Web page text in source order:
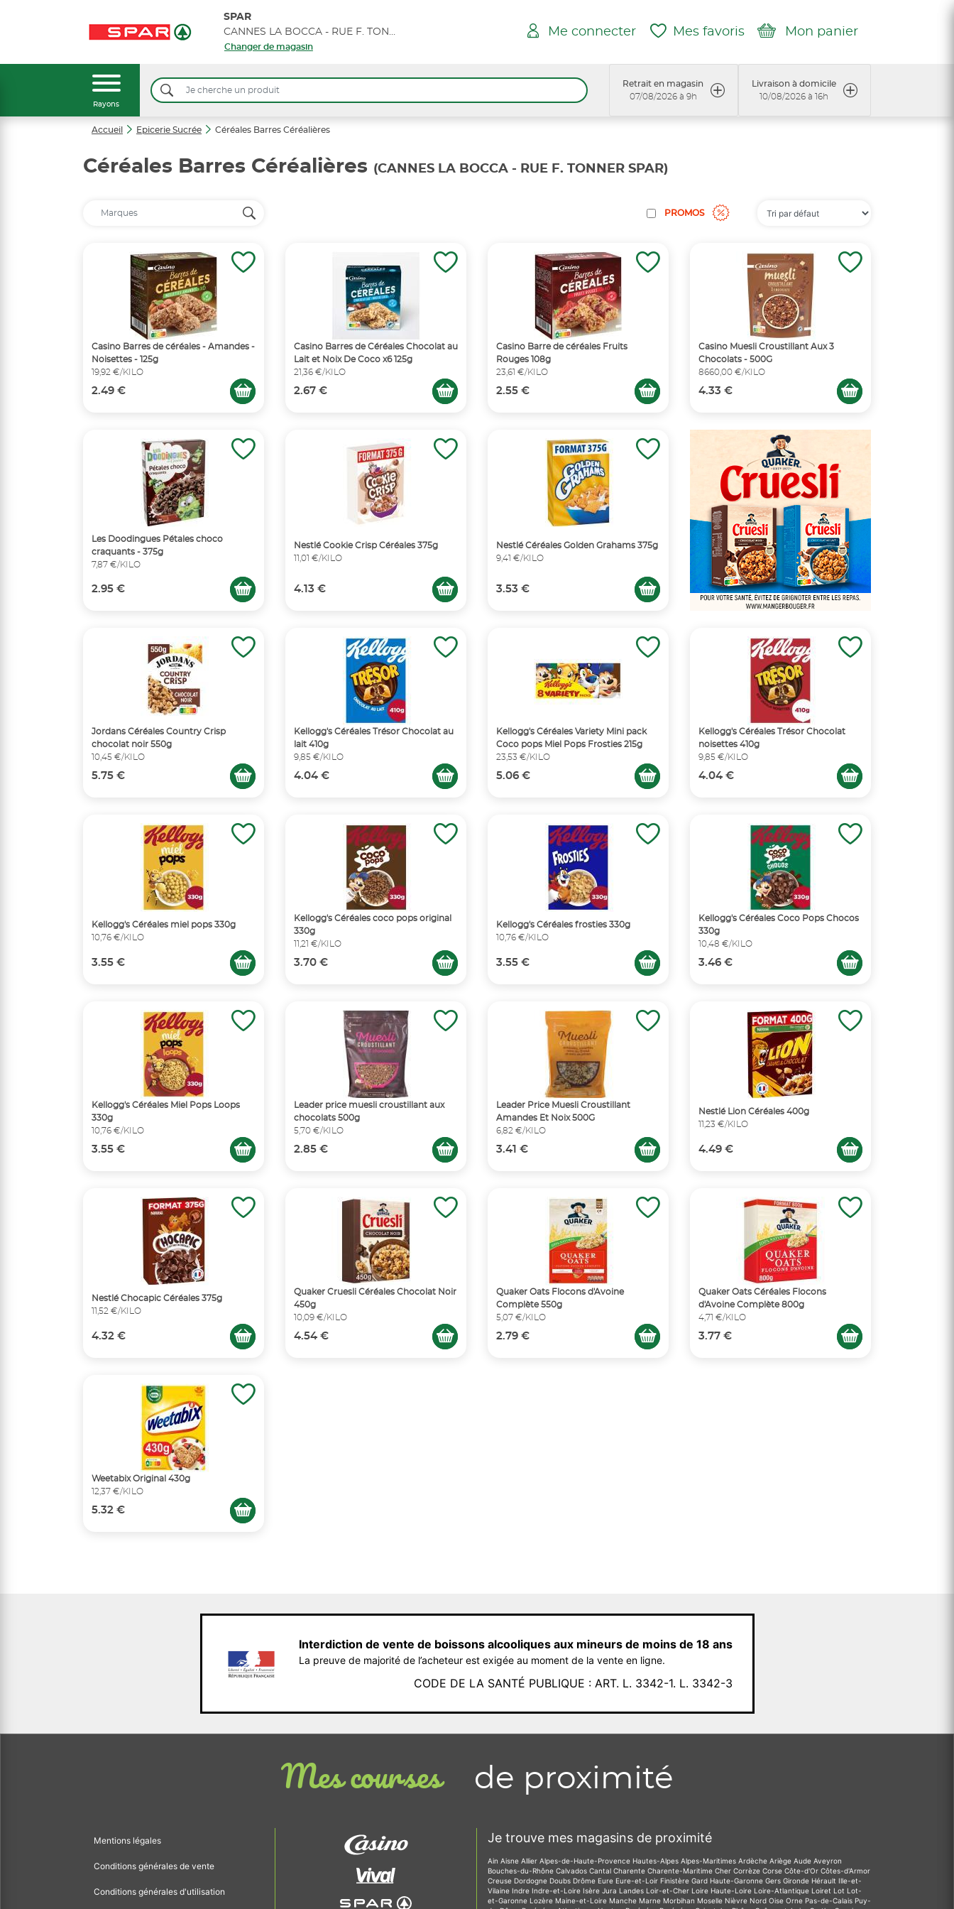
SPAR
CANNES LA BOCCA - RUE F. TONNER SPAR
Changer de magasin
Me connecter Mes favoris Mon panier
Rayons
Retrait en magasin
07/08/2026 à 9h
Livraison à domicile
10/08/2026 à 16h
Accueil Epicerie Sucrée Céréales Barres Céréalières
Céréales Barres Céréalières (CANNES LA BOCCA - RUE F. TONNER SPAR)
PROMOS
Casino Barres de céréales - Amandes -
Noisettes - 125g
19,92 €/KILO
2.49 €
Casino Barres de Céréales Chocolat au
Lait et Noix De Coco x6 125g
21,36 €/KILO
2.67 €
Casino Barre de céréales Fruits
Rouges 108g
23,61 €/KILO
2.55 €
Casino Muesli Croustillant Aux 3
Chocolats - 500G
8660,00 €/KILO
4.33 €
Les Doodingues Pétales choco
craquants - 375g
7,87 €/KILO
2.95 €
Nestlé Cookie Crisp Céréales 375g
11,01 €/KILO
4.13 €
Nestlé Céréales Golden Grahams 375g
9,41 €/KILO
3.53 €
Jordans Céréales Country Crisp
chocolat noir 550g
10,45 €/KILO
5.75 €
Kellogg's Céréales Trésor Chocolat au
lait 410g
9,85 €/KILO
4.04 €
Kellogg's Céréales Variety Mini pack
Coco pops Miel Pops Frosties 215g
23,53 €/KILO
5.06 €
Kellogg's Céréales Trésor Chocolat
noisettes 410g
9,85 €/KILO
4.04 €
Kellogg's Céréales miel pops 330g
10,76 €/KILO
3.55 €
Kellogg's Céréales coco pops original
330g
11,21 €/KILO
3.70 €
Kellogg's Céréales frosties 330g
10,76 €/KILO
3.55 €
Kellogg's Céréales Coco Pops Chocos
330g
10,48 €/KILO
3.46 €
Kellogg's Céréales Miel Pops Loops
330g
10,76 €/KILO
3.55 €
Leader price muesli croustillant aux
chocolats 500g
5,70 €/KILO
2.85 €
Leader Price Muesli Croustillant
Amandes Et Noix 500G
6,82 €/KILO
3.41 €
Nestlé Lion Céréales 400g
11,23 €/KILO
4.49 €
Nestlé Chocapic Céréales 375g
11,52 €/KILO
4.32 €
Quaker Cruesli Céréales Chocolat Noir
450g
10,09 €/KILO
4.54 €
Quaker Oats Flocons d'Avoine
Complète 550g
5,07 €/KILO
2.79 €
Quaker Oats Céréales Flocons
d'Avoine Complète 800g
4,71 €/KILO
3.77 €
Weetabix Original 430g
12,37 €/KILO
5.32 €
Interdiction de vente de boissons alcooliques aux mineurs de moins de 18 ans
La preuve de majorité de l’acheteur est exigée au moment de la vente en ligne.
CODE DE LA SANTÉ PUBLIQUE : ART. L. 3342-1. L. 3342-3
Mes courses de proximité
Mentions légales
Conditions générales de vente
Conditions générales d'utilisation
Je trouve mes magasins de proximité
Ain Aisne Allier Alpes-de-Haute-Provence Hautes-Alpes Alpes-Maritimes Ardèche Ariège Aude Aveyron
Bouches-du-Rhône Calvados Cantal Charente Charente-Maritime Cher Corrèze Corse Côte-d'Or Côtes-d'Armor
Creuse Dordogne Doubs Drôme Eure Eure-et-Loir Finistère Gard Haute-Garonne Gers Gironde Hérault Ille-et-
Vilaine Indre Indre-et-Loire Isère Jura Landes Loir-et-Cher Loire Haute-Loire Loire-Atlantique Loiret Lot Lot-
et-Garonne Lozère Maine-et-Loire Manche Marne Morbihan Moselle Nièvre Nord Oise Orne Pas-de-Calais Puy-